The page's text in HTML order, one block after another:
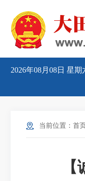
2026年08月08日 星期
当前位置： 首页